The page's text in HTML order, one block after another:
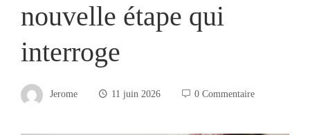
nouvelle étape qui
interroge
Jerome 11 juin 2026 0 Commentaire